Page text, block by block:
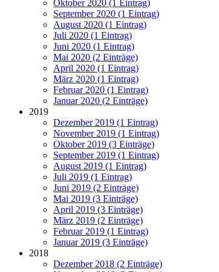
Oktober 2020 (1 Eintrag)
September 2020 (1 Eintrag)
August 2020 (1 Eintrag)
Juli 2020 (1 Eintrag)
Juni 2020 (1 Eintrag)
Mai 2020 (2 Einträge)
April 2020 (1 Eintrag)
März 2020 (1 Eintrag)
Februar 2020 (1 Eintrag)
Januar 2020 (2 Einträge)
2019
Dezember 2019 (1 Eintrag)
November 2019 (1 Eintrag)
Oktober 2019 (3 Einträge)
September 2019 (1 Eintrag)
August 2019 (1 Eintrag)
Juli 2019 (1 Eintrag)
Juni 2019 (2 Einträge)
Mai 2019 (3 Einträge)
April 2019 (3 Einträge)
März 2019 (2 Einträge)
Februar 2019 (1 Eintrag)
Januar 2019 (3 Einträge)
2018
Dezember 2018 (2 Einträge)